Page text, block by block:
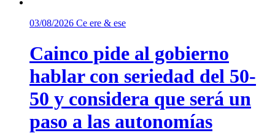
03/08/2026 Ce ere & ese
Cainco pide al gobierno
hablar con seriedad del 50-
50 y considera que será un
paso a las autonomías